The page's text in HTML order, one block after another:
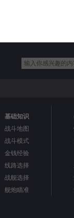
基础知识
战斗地图
战斗模式
金钱经验
线路选择
战舰选择
舰炮瞄准